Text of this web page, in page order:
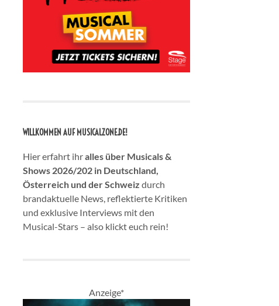
WILLKOMMEN AUF MUSICALZONE.DE!
Hier erfahrt ihralles über Musicals &
Shows 2026/202 in Deutschland,
Österreich und der Schweiz durch
brandaktuelle News, reflektierte Kritiken
und exklusive Interviews mit den
Musical-Stars – also klickt euch rein!
Anzeige*